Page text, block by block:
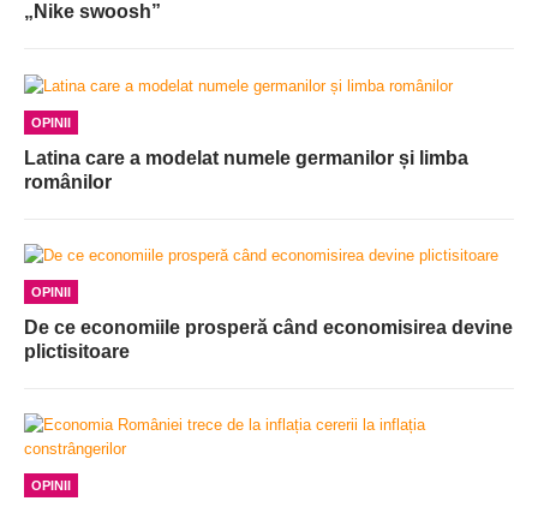
„Nike swoosh”
OPINII
Latina care a modelat numele germanilor și limba
românilor
OPINII
De ce economiile prosperă când economisirea devine
plictisitoare
OPINII